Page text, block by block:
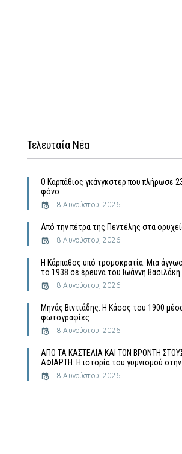
Τελευταία Νέα
Ο Καρπάθιος γκάνγκστερ που πλήρωσε
φόνο
8 Αυγούστου, 2026
Από την πέτρα της Πεντέλης στα
8 Αυγούστου, 2026
Η Κάρπαθος υπό τρομοκρατία: Μια
το 1938 σε έρευνα του Ιωάννη Βασιλάκη
8 Αυγούστου, 2026
Μηνάς Βιντιάδης: Η Κάσος του 1900
φωτογραφίες
8 Αυγούστου, 2026
ΑΠΟ ΤΑ ΚΑΣΤΕΛΙΑ ΚΑΙ ΤΟΝ ΒΡΟΝΤΗ
ΑΦΙΑΡΤΗ: Η ιστορία του γυμνισμού
8 Αυγούστου, 2026